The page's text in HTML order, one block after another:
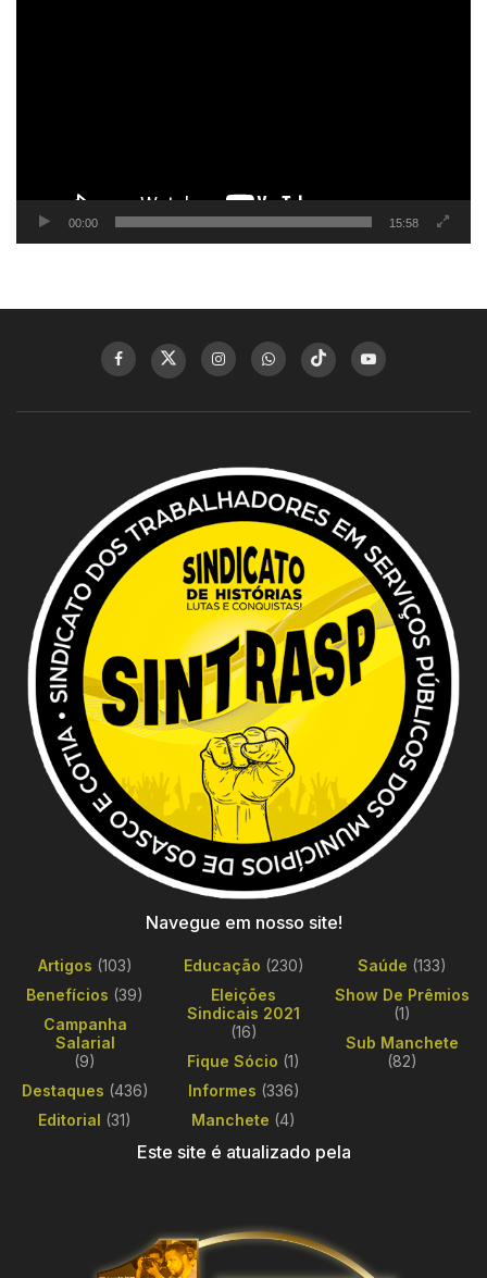
00:00 15:58
Navegue em nosso site!
Artigos (103)
Benefícios (39)
Campanha
Salarial
(9)
Destaques (436)
Editorial (31)
Educação (230)
Eleições
Sindicais 2021
(16)
Fique Sócio (1)
Informes (336)
Manchete (4)
Saúde (133)
Show De Prêmios
(1)
Sub Manchete
(82)
Este site é atualizado pela